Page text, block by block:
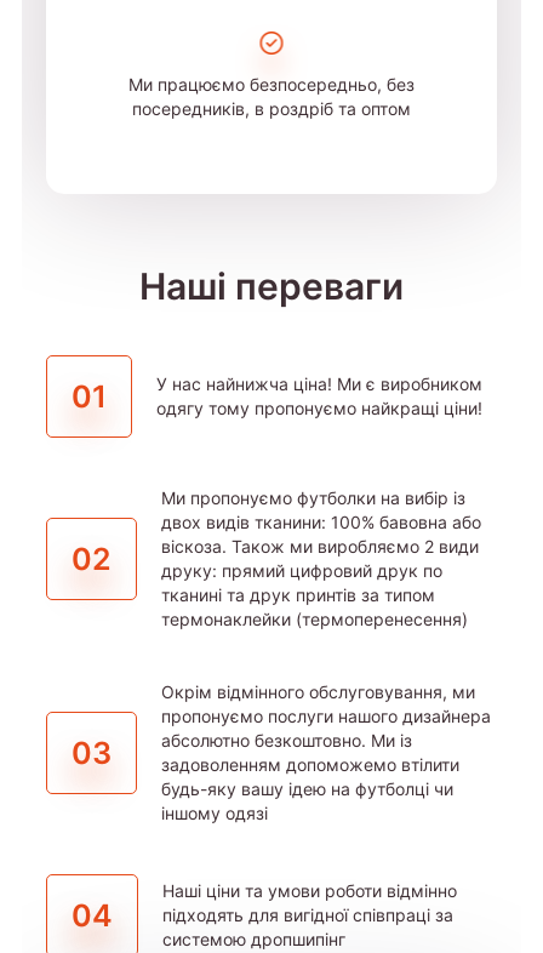
Ми працюємо безпосередньо, без
посередників, в роздріб та оптом
Наші переваги
01
У нас найнижча ціна! Ми є виробником
одягу тому пропонуємо найкращі ціни!
02
Ми пропонуємо футболки на вибір із
двох видів тканини: 100% бавовна або
віскоза. Також ми виробляємо 2 види
друку: прямий цифровий друк по
тканині та друк принтів за типом
термонаклейки (термоперенесення)
03
Окрім відмінного обслуговування, ми
пропонуємо послуги нашого дизайнера
абсолютно безкоштовно. Ми із
задоволенням допоможемо втілити
будь-яку вашу ідею на футболці чи
іншому одязі
04
Наші ціни та умови роботи відмінно
підходять для вигідної співпраці за
системою дропшипінг